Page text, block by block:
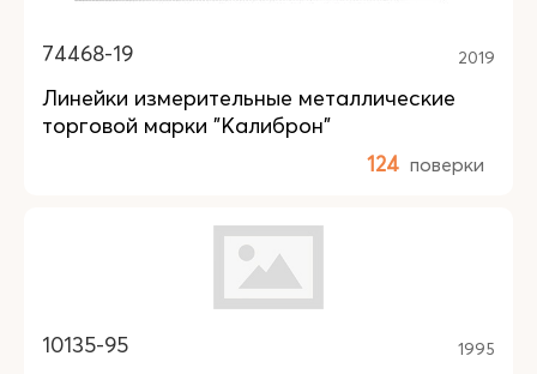
74468-19 2019
Линейки измерительные металлические
торговой марки "Калиброн"
124 поверки
10135-95 1995